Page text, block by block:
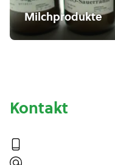
Milchprodukte
Kontakt